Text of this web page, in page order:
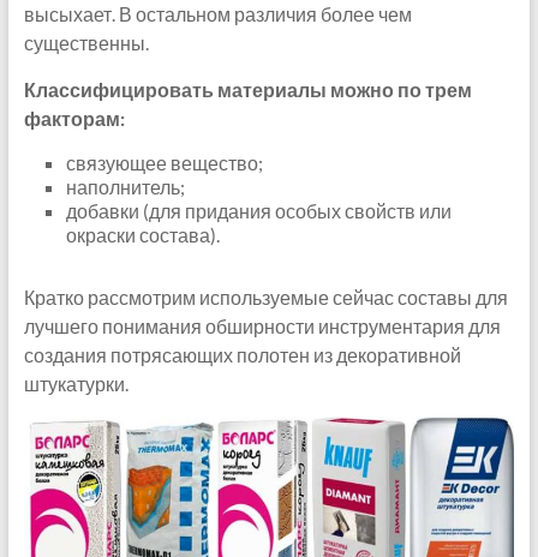
высыхает. В остальном различия более чем
существенны.
Классифицировать материалы можно по трем
факторам:
связующее вещество;
наполнитель;
добавки (для придания особых свойств или
окраски состава).
Кратко рассмотрим используемые сейчас составы для
лучшего понимания обширности инструментария для
создания потрясающих полотен из декоративной
штукатурки.